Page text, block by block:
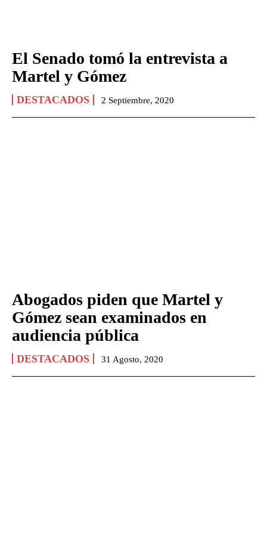
El Senado tomó la entrevista a
Martel y Gómez
DESTACADOS 2 Septiembre, 2020
Abogados piden que Martel y
Gómez sean examinados en
audiencia pública
DESTACADOS 31 Agosto, 2020